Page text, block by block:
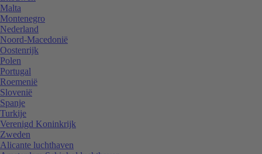
Malta
Montenegro
Nederland
Noord-Macedonië
Oostenrijk
Polen
Portugal
Roemenië
Slovenië
Spanje
Turkije
Verenigd Koninkrijk
Zweden
Alicante luchthaven